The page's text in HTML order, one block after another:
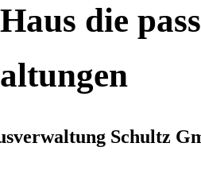
die
Schultz